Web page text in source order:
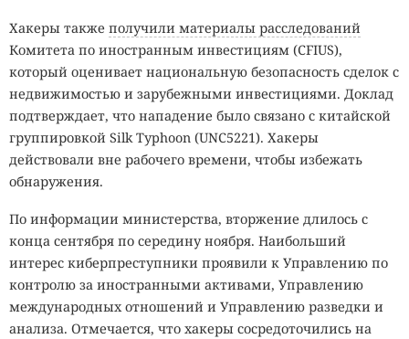
Хакеры также получили материалы расследований
Комитета по иностранным инвестициям (CFIUS),
который оценивает национальную безопасность сделок с
недвижимостью и зарубежными инвестициями. Доклад
подтверждает, что нападение было связано с китайской
группировкой Silk Typhoon (UNC5221). Хакеры
действовали вне рабочего времени, чтобы избежать
обнаружения.
По информации министерства, вторжение длилось с
конца сентября по середину ноября. Наибольший
интерес киберпреступники проявили к Управлению по
контролю за иностранными активами, Управлению
международных отношений и Управлению разведки и
анализа. Отмечается, что хакеры сосредоточились на